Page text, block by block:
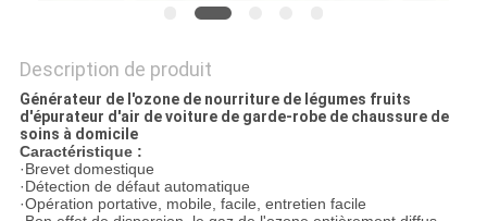
Description de produit
Générateur de l'ozone de nourriture de légumes fruits
d'épurateur d'air de voiture de garde-robe de chaussure de
soins à domicile
Caractéristique :
·Brevet domestique
·Détection de défaut automatique
·Opération portative, mobile, facile, entretien facile